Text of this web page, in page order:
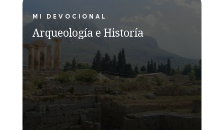
MI DEVOCIONAL
Arqueología e Historía